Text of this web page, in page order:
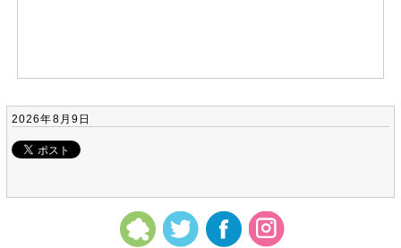
2026年8月9日